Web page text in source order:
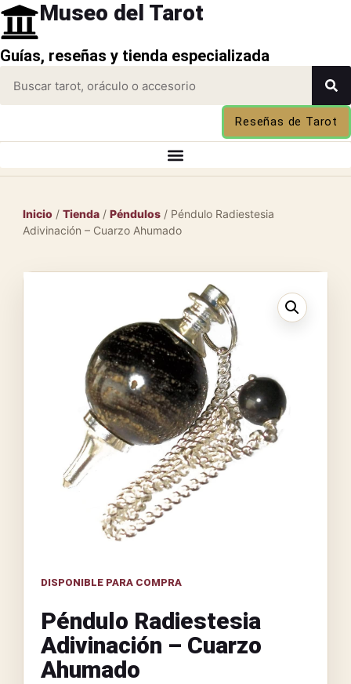
Museo del Tarot
Guías, reseñas y tienda especializada
Reseñas de Tarot
Inicio / Tienda / Péndulos / Péndulo Radiestesia
Adivinación – Cuarzo Ahumado
DISPONIBLE PARA COMPRA
Péndulo Radiestesia
Adivinación – Cuarzo
Ahumado